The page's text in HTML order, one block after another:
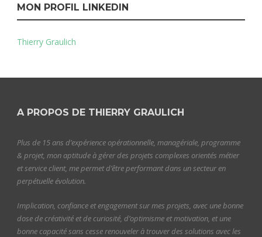
MON PROFIL LINKEDIN
Thierry Graulich
A PROPOS DE THIERRY GRAULICH
Plus de 15 ans d’expérience opérationnelle, managériale, programme
& projet, mon aptitude à gérer des projets complexes orientés métier
et service client, me permet d’être performant dans un secteur en
perpétuelle évolution.
Implication, confiance et engagement sur mes projets, avec une bonne
dose de créativité et de curiosité, d’optimisme et motivation, et une
bonne capacité sans cesse renouveler à trouver des solutions avec les